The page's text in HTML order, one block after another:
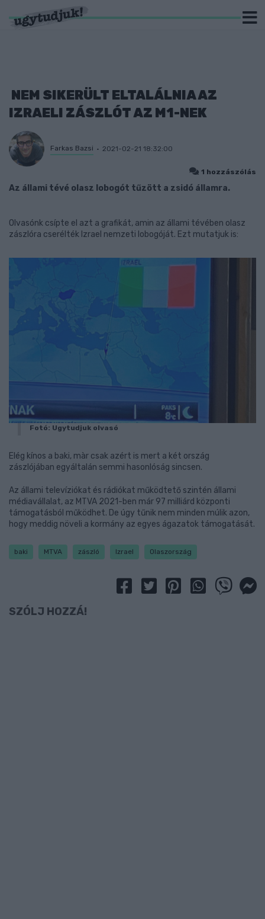
NEM SIKERÜLT ELTALÁLNIA AZ
IZRAELI ZÁSZLÓT AZ M1-NEK
Farkas Bazsi 2021-02-21 18:32:00
1 hozzászólás
Az állami tévé olasz lobogót tűzött a zsidó államra.
Olvasónk csípte el azt a grafikát, amin az állami tévében olasz
zászlóra cserélték Izrael nemzeti lobogóját. Ezt mutatjuk is:
Fotó: Ugytudjuk olvasó
Elég kínos a baki, màr csak azért is mert a két ország
zászlójában egyáltalán semmi hasonlóság sincsen.
Az állami televíziókat és rádiókat működtető szintén állami
médiavállalat, az MTVA 2021-ben már 97 milliárd központi
támogatásból működhet. De úgy tűnik nem minden múlik azon,
hogy meddig növeli a kormány az egyes ágazatok támogatását.
baki MTVA zászló Izrael Olaszország
SZÓLJ HOZZÁ!